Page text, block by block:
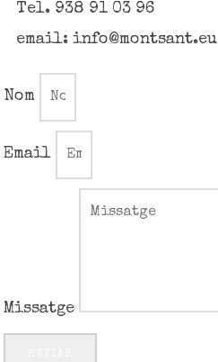
Tel. 938 91 03 96
email: info@montsant.eu
Nom
Email
Missatge